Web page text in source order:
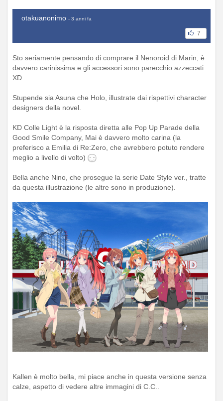
otakuanonimo - 3 anni fa
7
Sto seriamente pensando di comprare il Nenoroid di Marin, è
davvero carinissima e gli accessori sono parecchio azzeccati
XD
Stupende sia Asuna che Holo, illustrate dai rispettivi character
designers della novel.
KD Colle Light è la risposta diretta alle Pop Up Parade della
Good Smile Company, Mai è davvero molto carina (la
preferisco a Emilia di Re:Zero, che avrebbero potuto rendere
meglio a livello di volto)
Bella anche Nino, che prosegue la serie Date Style ver., tratte
da questa illustrazione (le altre sono in produzione).
Kallen è molto bella, mi piace anche in questa versione senza
calze, aspetto di vedere altre immagini di C.C..